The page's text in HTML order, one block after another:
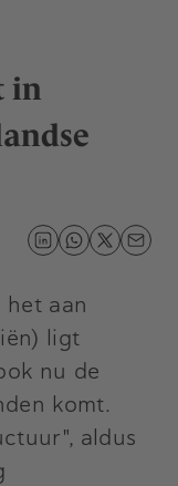
in
aan
ligt
nu de
komt.
aldus